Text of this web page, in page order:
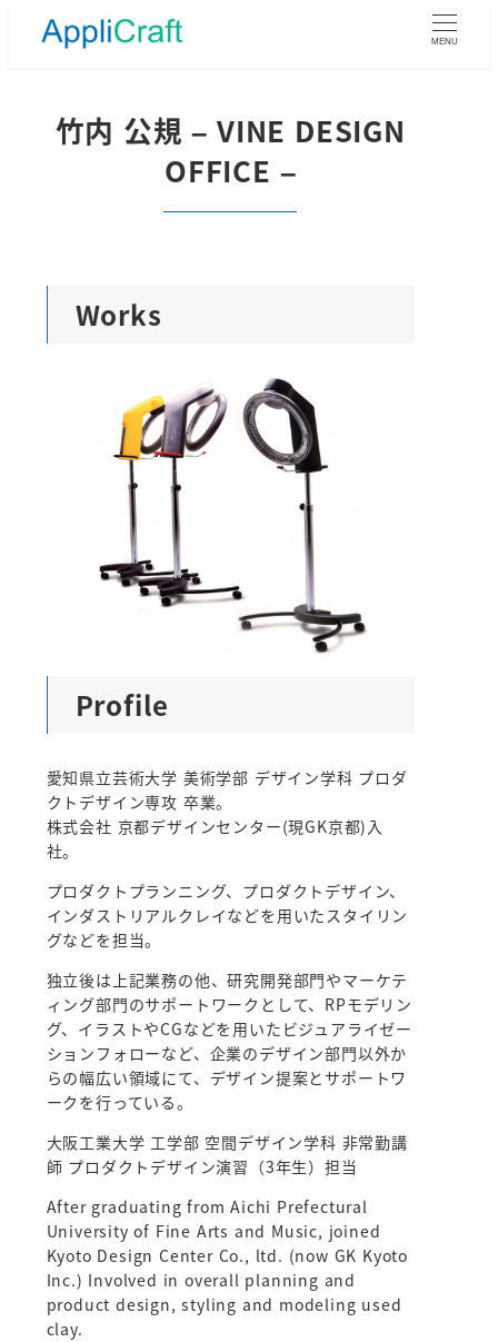
MENU
竹内 公規 – VINE DESIGN
OFFICE –
Works
Profile
愛知県立芸術大学 美術学部 デザイン学科 プロダ
クトデザイン専攻 卒業。
株式会社 京都デザインセンター(現GK京都)入
社。
プロダクトプランニング、プロダクトデザイン、
インダストリアルクレイなどを用いたスタイリン
グなどを担当。
独立後は上記業務の他、研究開発部門やマーケテ
ィング部門のサポートワークとして、RPモデリン
グ、イラストやCGなどを用いたビジュアライゼー
ションフォローなど、企業のデザイン部門以外か
らの幅広い領域にて、デザイン提案とサポートワ
ークを行っている。
大阪工業大学 工学部 空間デザイン学科 非常勤講
師 プロダクトデザイン演習（3年生）担当
After graduating from Aichi Prefectural
University of Fine Arts and Music, joined
Kyoto Design Center Co., ltd. (now GK Kyoto
Inc.) Involved in overall planning and
product design, styling and modeling used
clay.